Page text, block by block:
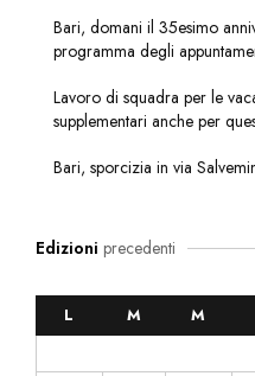
Bari, domani il 35esimo
programma degli
Lavoro di squadra per le
supplementari anche per
Bari, sporcizia in via
Edizioni precedenti
L M M